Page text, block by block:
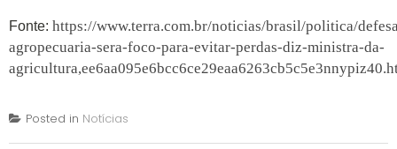
Fonte: https://www.terra.com.br/noticias/brasil/politica/
agropecuaria-sera-foco-para-evitar-perdas-diz-ministra-da-
Posted in Notícias